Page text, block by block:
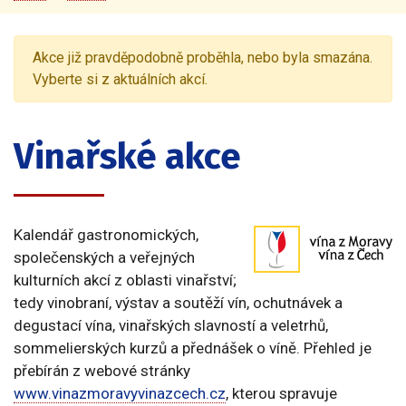
Akce již pravděpodobně proběhla, nebo byla smazána.
Vyberte si z aktuálních akcí.
Vinařské akce
Kalendář gastronomických,
společenských a veřejných
kulturních akcí z oblasti vinařství;
tedy vinobraní, výstav a soutěží vín, ochutnávek a
degustací vína, vinařských slavností a veletrhů,
sommelierských kurzů a přednášek o víně. Přehled je
přebírán z webové stránky
www.vinazmoravyvinazcech.cz, kterou spravuje